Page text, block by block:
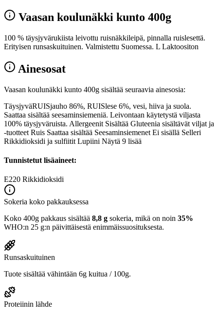
Vaasan koulunäkki kunto 400g
100 % täysjyvärukiista leivottu ruisnäkkileipä, pinnalla ruislesettä.
Erityisen runsaskuituinen. Valmistettu Suomessa. L Laktoositon
Ainesosat
Vaasan koulunäkki kunto 400g sisältää seuraavia ainesosia:
TäysjyväRUISjauho 86%, RUISlese 6%, vesi, hiiva ja suola.
Saattaa sisältää seesaminsiemeniä. Leivontaan käytetystä viljasta
100% täysjyväruista. Allergeenit Sisältää Gluteenia sisältävät viljat ja
-tuotteet Ruis Saattaa sisältää Seesaminsiemenet Ei sisällä Selleri
Rikkidioksidi ja sulfiitit Lupiini Näytä 9 lisää
Tunnistetut lisäaineet:
E220 Rikkidioksidi
Sokeria koko pakkauksessa
Koko 400g pakkaus sisältää 8,8 g sokeria, mikä on noin 35%
WHO:n 25 g:n päivittäisestä enimmäissuosituksesta.
Runsaskuituinen
Tuote sisältää vähintään 6g kuitua / 100g.
Proteiinin lähde